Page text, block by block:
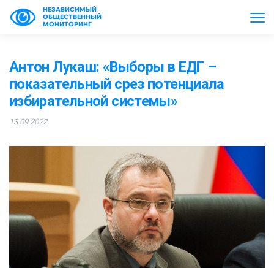
НЕЗАВИСИМЫЙ
ОБЩЕСТВЕННЫЙ
МОНИТОРИНГ
Антон Лукаш: «Выборы в ЕДГ –
показательный срез потенциала
избирательной системы»
13.09.2022